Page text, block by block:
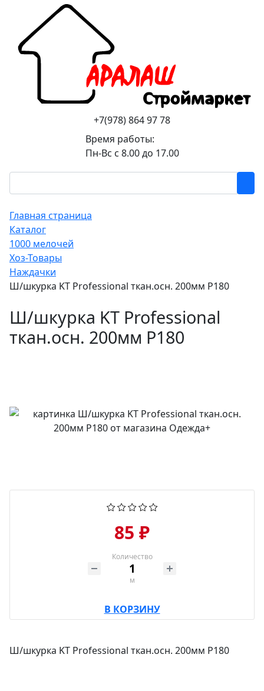
+7(978) 864 97 78
Время работы:
Пн-Вс с 8.00 до 17.00
Главная страница
Каталог
1000 мелочей
Хоз-Товары
Наждачки
Ш/шкурка KT Professional ткан.осн. 200мм P180
Ш/шкурка KT Professional
ткан.осн. 200мм P180
85 ₽
Количество
м
В КОРЗИНУ
Ш/шкурка KT Professional ткан.осн. 200мм P180